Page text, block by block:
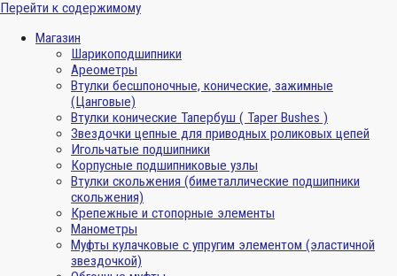
Перейти к содержимому
Магазин
Шарикоподшипники
Ареометры
Втулки бесшпоночные, конические, зажимные
(Цанговые)
Втулки конические Тапербуш ( Taper Bushes )
Звездочки цепные для приводных роликовых цепей
Игольчатые подшипники
Корпусные подшипниковые узлы
Втулки скольжения (биметаллические подшипники
скольжения)
Крепежные и стопорные элементы
Манометры
Муфты кулачковые с упругим элементом (эластичной
звездочкой)